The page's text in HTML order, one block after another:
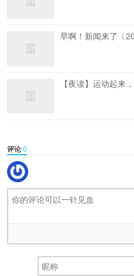
早啊！新闻来了〔
【夜读】运动起来
评论0